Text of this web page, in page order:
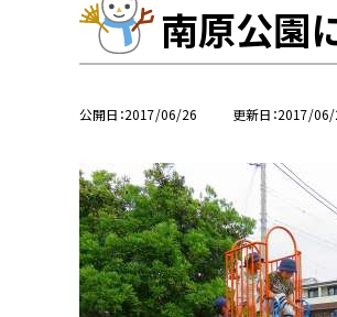
南原公園に
公開日 2017/06/26 更新日 2017/06/